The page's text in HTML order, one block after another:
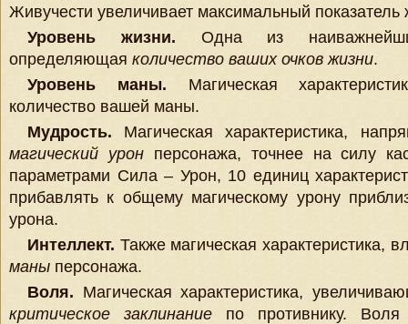
Живучести увеличивает максимальный показатель
Уровень жизни. Одна из
определяющая количество ваших очков жизни.
Уровень маны. Магическая
количество вашей маны.
Мудрость. Магическая характеристика,
магический уронперсонажа, точнее на силу
параметрами Сила – Урон, 10 единиц
прибавлять к общему магическому урону
урона.
Интеллект. Также магическая характеристика,
маны персонажа.
Воля. Магическая характеристика,
критическое заклинание по противнику. Воля